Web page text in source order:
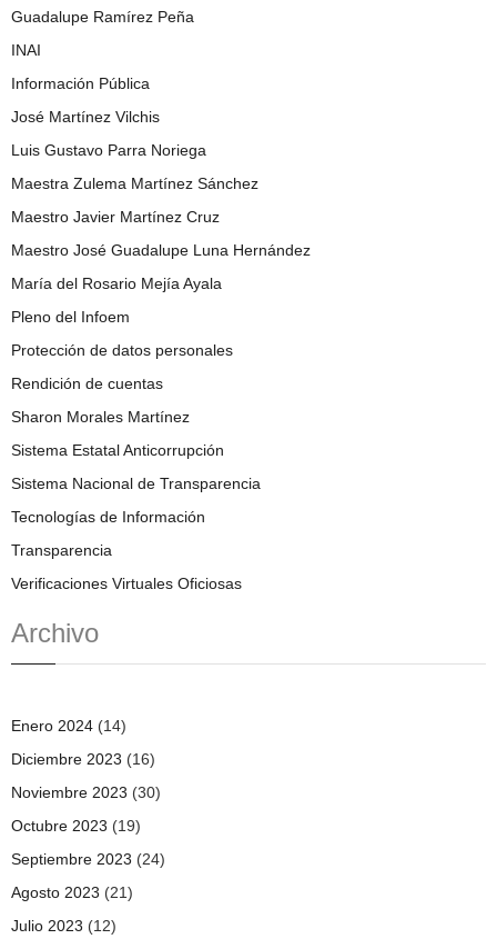
Guadalupe Ramírez Peña
INAI
Información Pública
José Martínez Vilchis
Luis Gustavo Parra Noriega
Maestra Zulema Martínez Sánchez
Maestro Javier Martínez Cruz
Maestro José Guadalupe Luna Hernández
María del Rosario Mejía Ayala
Pleno del Infoem
Protección de datos personales
Rendición de cuentas
Sharon Morales Martínez
Sistema Estatal Anticorrupción
Sistema Nacional de Transparencia
Tecnologías de Información
Transparencia
Verificaciones Virtuales Oficiosas
Archivo
Enero 2024 (14)
Diciembre 2023 (16)
Noviembre 2023 (30)
Octubre 2023 (19)
Septiembre 2023 (24)
Agosto 2023 (21)
Julio 2023 (12)